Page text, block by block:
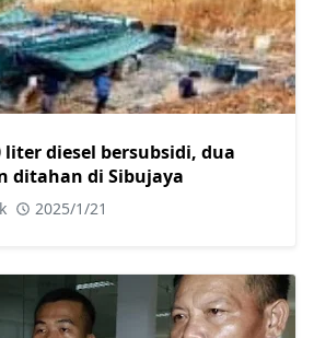
liter diesel bersubsidi, dua
ditahan di Sibujaya
2025/1/21